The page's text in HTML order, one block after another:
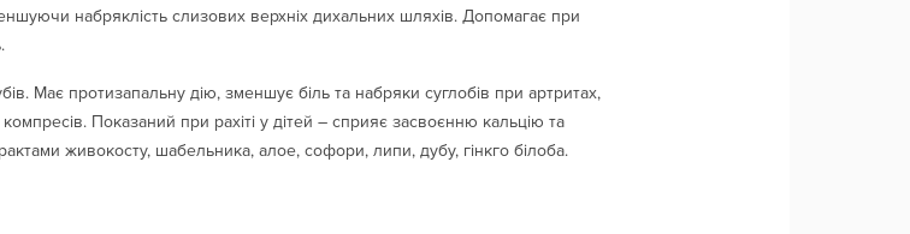
набряклість слизових верхніх дихальних шляхів. Допомагає при
Має протизапальну дію, зменшує біль та набряки суглобів при артритах,
Показаний при рахіті у дітей – сприяє засвоєнню кальцію та
живокосту, шабельника, алое, софори, липи, дубу, гінкго білоба.